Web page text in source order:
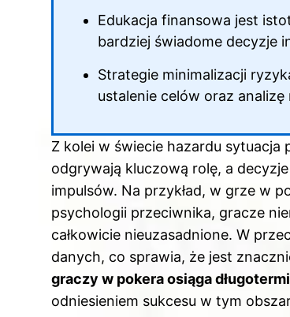
Edukacja finansowa jest
bardziej świadome decyzje
Strategie minimalizacji
ustalenie celów oraz analizę
Z kolei w świecie hazardu sytuacja
odgrywają kluczową rolę, a
impulsów. Na przykład, w grze w
psychologii przeciwnika, gracze
całkowicie nieuzasadnione. W
danych, co sprawia, że jest
graczy w pokera osiąga
odniesieniem sukcesu w tym